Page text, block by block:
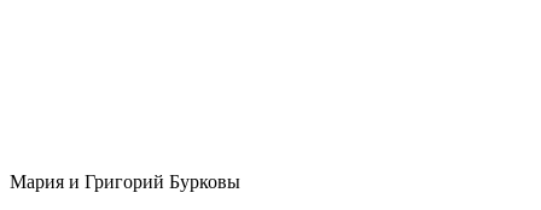
Мария и Григорий Бурковы